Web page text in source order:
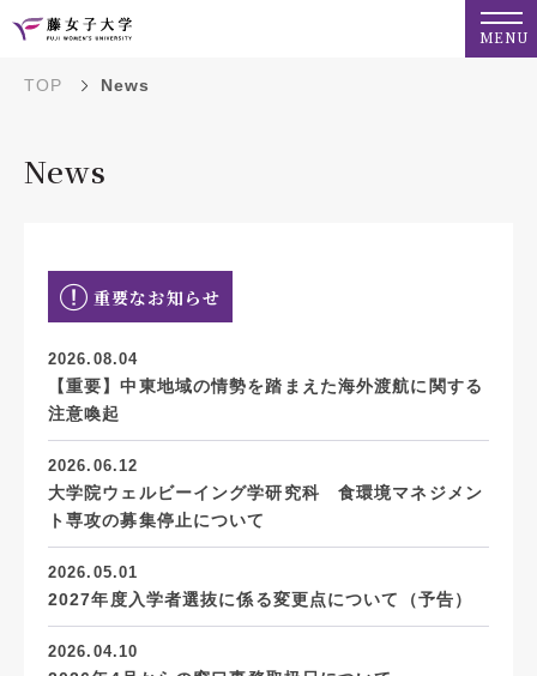
MENU
TOP News
News
重要なお知らせ
2026.08.04
【重要】中東地域の情勢を踏まえた海外渡航に関する
注意喚起
2026.06.12
大学院ウェルビーイング学研究科 食環境マネジメン
ト専攻の募集停止について
2026.05.01
2027年度入学者選抜に係る変更点について（予告）
2026.04.10